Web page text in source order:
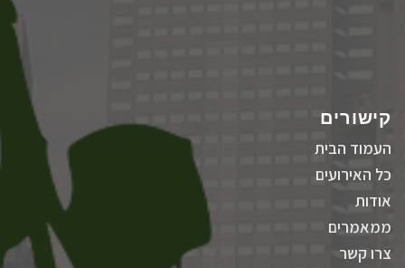
קישורים
העמוד הבית
כל האירועים
אודות
ממאמרים
צרו קשר